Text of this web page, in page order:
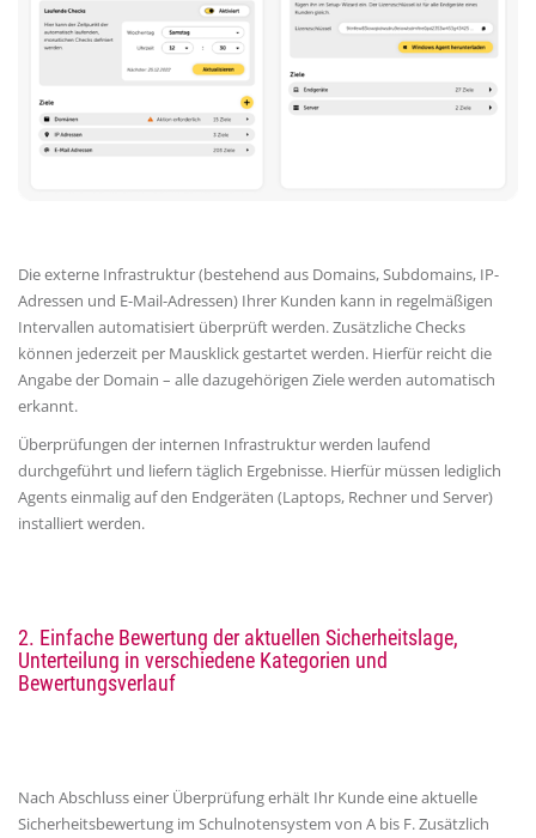
Die externe Infrastruktur (bestehend aus Domains, Subdomains, IP-
Adressen und E-Mail-Adressen) Ihrer Kunden kann in regelmäßigen
Intervallen automatisiert überprüft werden. Zusätzliche Checks
können jederzeit per Mausklick gestartet werden. Hierfür reicht die
Angabe der Domain – alle dazugehörigen Ziele werden automatisch
erkannt.
Überprüfungen der internen Infrastruktur werden laufend
durchgeführt und liefern täglich Ergebnisse. Hierfür müssen lediglich
Agents einmalig auf den Endgeräten (Laptops, Rechner und Server)
installiert werden.
2. Einfache Bewertung der aktuellen Sicherheitslage,
Unterteilung in verschiedene Kategorien und
Bewertungsverlauf
Nach Abschluss einer Überprüfung erhält Ihr Kunde eine aktuelle
Sicherheitsbewertung im Schulnotensystem von A bis F. Zusätzlich